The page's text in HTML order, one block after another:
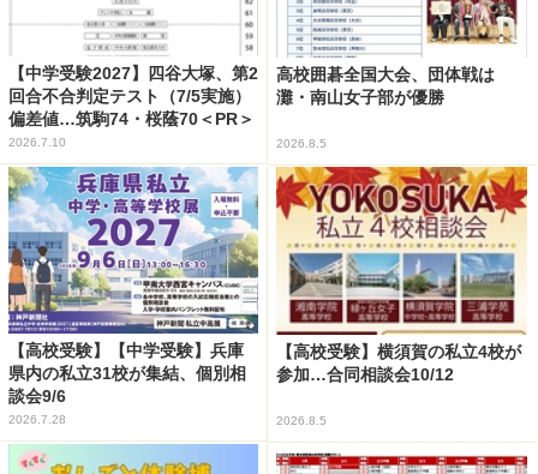
【中学受験2027】四谷大塚、第2
回合不合判定テスト（7/5実施）
偏差値…筑駒74・桜蔭70＜PR＞
2026.7.10
高校囲碁全国大会、団体戦は
灘・南山女子部が優勝
2026.8.5
【高校受験】【中学受験】兵庫
県内の私立31校が集結、個別相
談会9/6
2026.7.28
【高校受験】横須賀の私立4校が
参加…合同相談会10/12
2026.8.5